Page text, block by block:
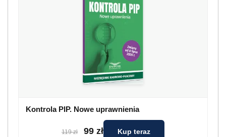
Kontrola PIP. Nowe uprawnienia
119 zł 99 zł Kup teraz